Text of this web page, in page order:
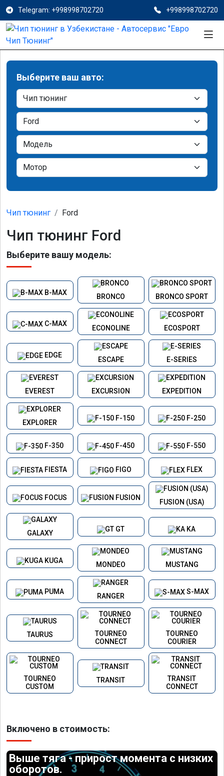
Telegram: +998998702720 +998998702720
Выберите ваш авто:
Чип тюнинг Ford
Чип тюнинг Ford
Выберите вашу модель:
B-MAX
BRONCO BRONCO SPORT
C-MAX
ECONOLINE ECOSPORT
EDGE
ESCAPE E-SERIES
EVEREST EXCURSION EXPEDITION
EXPLORER
F-150 F-250
F-350 F-450 F-550
FIESTA FIGO FLEX
FOCUS FUSION
FUSION (USA)
GALAXY
GT KA
KUGA
MONDEO MUSTANG
PUMA
RANGER
S-MAX
TAURUS
TOURNEO
CONNECT
TOURNEO
COURIER
TOURNEO
CUSTOM
TRANSIT
TRANSIT
CONNECT
Включено в стоимость:
Выше тяга - прирост момента с низких
оборотов.